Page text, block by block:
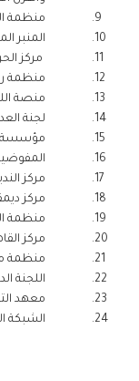
منظمة
المنبر
مركز
منظمة
منصة
لجنة
مؤسسة
مركز
مركز
منظمة
مركز
منظمة
اللجنة
معهد
الشبكة